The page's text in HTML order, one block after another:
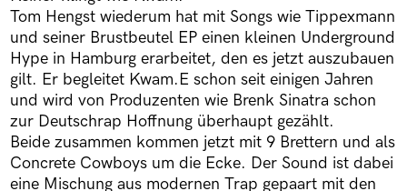
Tom Hengst wiederum hat mit Songs wie Tippexmann
und seiner Brustbeutel EP einen kleinen Underground
Hype in Hamburg erarbeitet, den es jetzt auszubauen
gilt. Er begleitet Kwam.E schon seit einigen Jahren
und wird von Produzenten wie Brenk Sinatra schon
zur Deutschrap Hoffnung überhaupt gezählt.
Beide zusammen kommen jetzt mit 9 Brettern und als
Concrete Cowboys um die Ecke. Der Sound ist dabei
eine Mischung aus modernen Trap gepaart mit den